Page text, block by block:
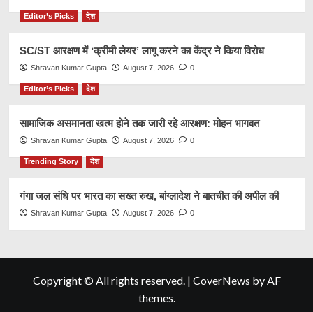
Editor’s Picks देश
SC/ST आरक्षण में ‘क्रीमी लेयर’ लागू करने का केंद्र ने किया विरोध
Shravan Kumar Gupta August 7, 2026 0
Editor’s Picks देश
सामाजिक असमानता खत्म होने तक जारी रहे आरक्षण: मोहन भागवत
Shravan Kumar Gupta August 7, 2026 0
Trending Story देश
गंगा जल संधि पर भारत का सख्त रुख, बांग्लादेश ने बातचीत की अपील की
Shravan Kumar Gupta August 7, 2026 0
Copyright © All rights reserved. | CoverNews by AF
themes.